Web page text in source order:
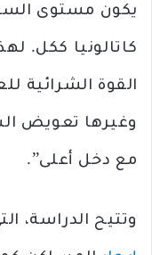
يكون مستوى
كاتالونيا ككل.
القوة الشرائية
وغيرها تعويض
مع دخل أعلى”.
وتتيح الدراسة،